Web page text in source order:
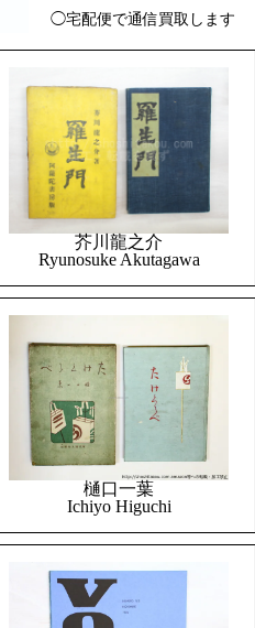
◯宅配便で通信買取します
芥川龍之介
Ryunosuke Akutagawa
樋口一葉
Ichiyo Higuchi